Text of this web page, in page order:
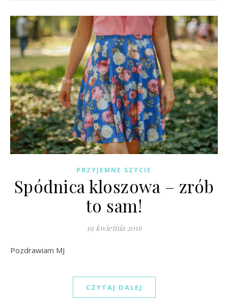
PRZYJEMNE SZYCIE
Spódnica kloszowa – zrób
to sam!
19 kwietnia 2016
Pozdrawiam MJ
CZYTAJ DALEJ